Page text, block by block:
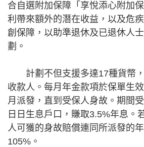
合自選附加保障「享悅添心附加
利帶來額外的潛在收益，以及危
創保障，以助準退休及已退休人
劃。
計劃不但支援多達17種貨幣，
收款人。每月年金款項於保單生
月派發，直到受保人身故。期間
日日生息戶口，賺取3.5%年息。
人可獲的身故賠償連同所派發的
105%。